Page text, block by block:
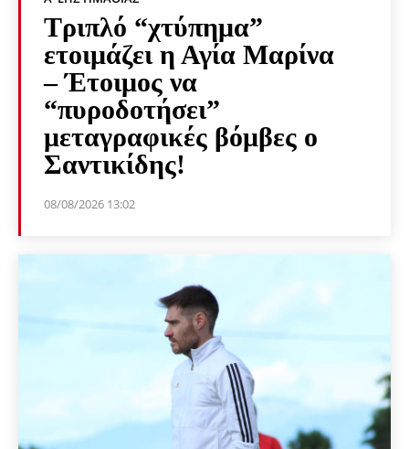
Τριπλό “χτύπημα”
ετοιμάζει η Αγία Μαρίνα
– Έτοιμος να
“πυροδοτήσει”
μεταγραφικές βόμβες ο
Σαντικίδης!
08/08/2026 13:02